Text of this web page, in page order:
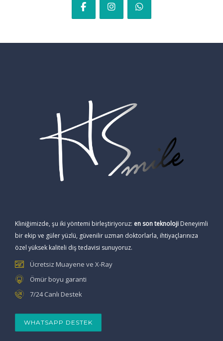
Kliniğimizde, şu iki yöntemi birleştiriyoruz: en son teknoloji Deneyimli
bir ekip ve güler yüzlü, güvenilir uzman doktorlarla, ihtiyaçlarınıza
özel yüksek kaliteli diş tedavisi sunuyoruz.
Ücretsiz Muayene ve X-Ray
Ömür boyu garanti
7/24 Canlı Destek
WHATSAPP DESTEK